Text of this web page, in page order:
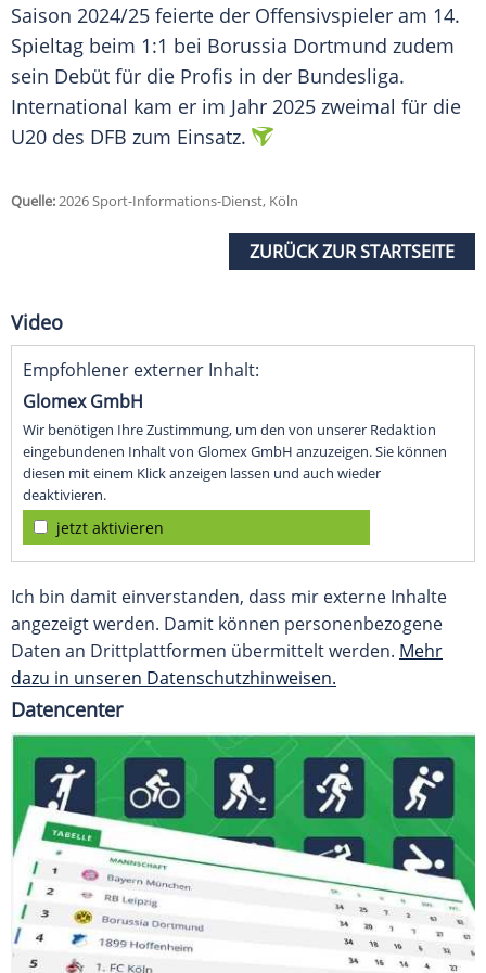
Saison 2024/25 feierte der Offensivspieler am 14.
Spieltag beim 1:1 bei Borussia Dortmund zudem
sein Debüt für die Profis in der Bundesliga.
International kam er im Jahr 2025 zweimal für die
U20 des DFB zum Einsatz.
Quelle:2026 Sport-Informations-Dienst, Köln
ZURÜCK ZUR STARTSEITE
Video
Empfohlener externer Inhalt:
Glomex GmbH
Wir benötigen Ihre Zustimmung, um den von unserer Redaktion
eingebundenen Inhalt von Glomex GmbH anzuzeigen. Sie können
diesen mit einem Klick anzeigen lassen und auch wieder
deaktivieren.
jetzt aktivieren
Ich bin damit einverstanden, dass mir externe Inhalte
angezeigt werden. Damit können personenbezogene
Daten an Drittplattformen übermittelt werden. Mehr
dazu in unseren Datenschutzhinweisen.
Datencenter